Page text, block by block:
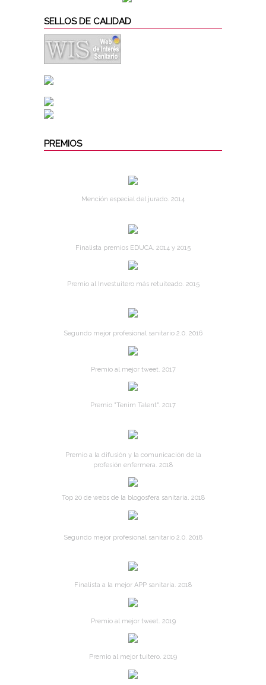
SELLOS DE CALIDAD
PREMIOS
Mención especial del jurado. 2014
Finalista premios EDUCA. 2014 y 2015
Premio al Investuitero más retuiteado. 2015
Segundo mejor profesional sanitario 2.0. 2016
Premio al mejor tweet. 2017
Premio "Tenim Talent". 2017
Premio a la difusión y la comunicación de la
profesión enfermera. 2018
Top 20 de webs de la blogosfera sanitaria. 2018
Segundo mejor profesional sanitario 2.0. 2018
Finalista a la mejor APP sanitaria. 2018
Premio al mejor tweet. 2019
Premio al mejor tuitero. 2019